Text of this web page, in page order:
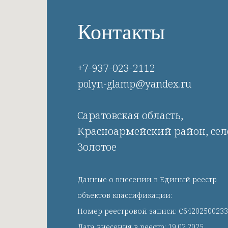
Контакты
+7-937-023-2112
polyn-glamp@yandex.ru
Саратовская область,
Красноармейский район,
Золотое
Данные о внесении в Единый реестр
объектов классификации:
Номер реестровой записи: